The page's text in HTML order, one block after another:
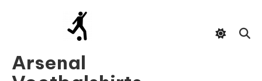
Arsenal